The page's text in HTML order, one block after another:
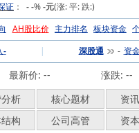
证 ： - -% -元(涨:平:跌:)
AH股比价 主力排名 板块资金
- | 深股通 - 资
最新价: -- 涨跌: --
析 核心题材
资
构 公司高管
资